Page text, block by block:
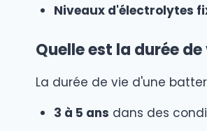
Niveaux d'électrolytes
Quelle est la durée
La durée de vie d'une
3 à 5 ans dans des